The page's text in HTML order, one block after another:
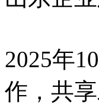
2025年
作，共